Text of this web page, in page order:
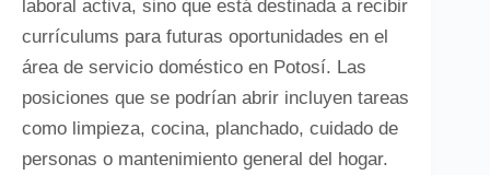
laboral activa, sino que está destinada a recibir
currículums para futuras oportunidades en el
área de servicio doméstico en Potosí. Las
posiciones que se podrían abrir incluyen tareas
como limpieza, cocina, planchado, cuidado de
personas o mantenimiento general del hogar.